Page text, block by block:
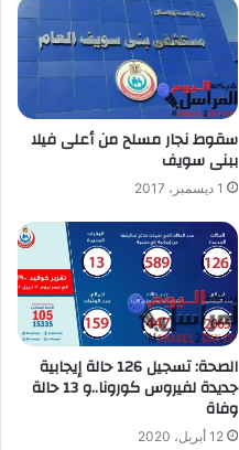
سقوط نجار مسلح من أعلى فيلا
ببنى سويف‎
1 ديسمبر، 2017
الصحة: تسجيل 126 حالة إيجابية
جديدة لفيروس كورونا..و 13 حالة
وفاة
12 أبريل، 2020